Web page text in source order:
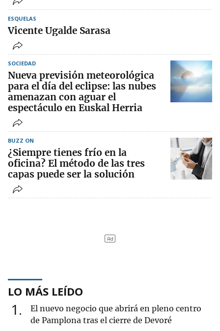
ESQUELAS
Vicente Ugalde Sarasa
SOCIEDAD
Nueva previsión meteorológica
para el día del eclipse: las nubes
amenazan con aguar el
espectáculo en Euskal Herria
BUZZ ON
¿Siempre tienes frío en la
oficina? El método de las tres
capas puede ser la solución
LO MÁS LEÍDO
1
El nuevo negocio que abrirá en pleno centro
de Pamplona tras el cierre de Devoré